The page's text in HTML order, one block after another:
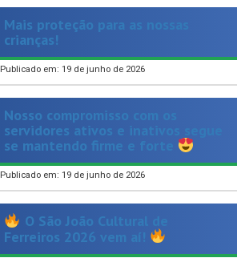
Mais proteção para as nossas
crianças!
Publicado em: 19 de junho de 2026
Nosso compromisso com os
servidores ativos e inativos segue
se mantendo firme e forte
Publicado em: 19 de junho de 2026
O São João Cultural de
Ferreiros 2026 vem aí!